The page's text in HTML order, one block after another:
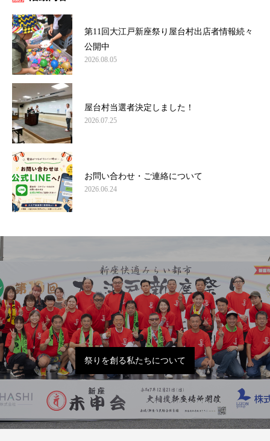
第11回大江戸新座祭り屋台村出店者情報続々
公開中
2026.08.05
屋台村当選者決定しました！
2026.07.25
お問い合わせ・ご連絡について
2026.06.24
祭りを創る私たちについて